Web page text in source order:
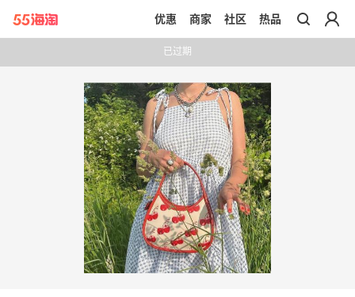
带你去官网买正品
优惠 商家 社区 热品
已过期